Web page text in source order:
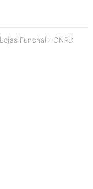
Funchal - CNPJ: